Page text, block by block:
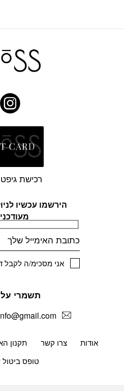
הירשמו עכשיו
אני מסכימ/ה לקבל
אודות צרו קשר תקנון
טופס
תשמרי
רכישת